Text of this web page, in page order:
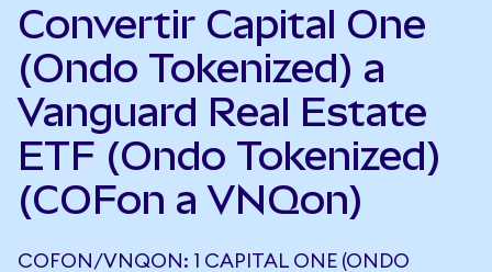
Convertir Capital One
(Ondo Tokenized) a
Vanguard Real Estate
ETF (Ondo Tokenized)
(COFon a VNQon)
COFON/VNQON: 1 CAPITAL ONE (ONDO